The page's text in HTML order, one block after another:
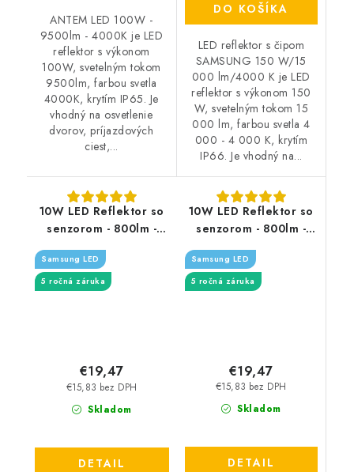
ANTEM LED 100W -
9500lm - 4000K je LED
reflektor s výkonom
100W, svetelným tokom
9500lm, farbou svetla
4000K, krytím IP65. Je
vhodný na osvetlenie
dvorov, príjazdových
ciest,...
DO KOŠÍKA
LED reflektor s čipom
SAMSUNG 150 W/15
000 lm/4000 K je LED
reflektor s výkonom 150
W, svetelným tokom 15
000 lm, farbou svetla 4
000 - 4 000 K, krytím
IP66. Je vhodný na...
10W LED Reflektor so
senzorom - 800lm -
biely
Samsung LED
5 ročná záruka
Skladom
€15,83 bez DPH
€19,47
DETAIL
10W LED Reflektor so
senzorom - 800lm -
čierny - Typ svetla:
Denná biela 4000K
Samsung LED
5 ročná záruka
Skladom
€15,83 bez DPH
€19,47
DETAIL